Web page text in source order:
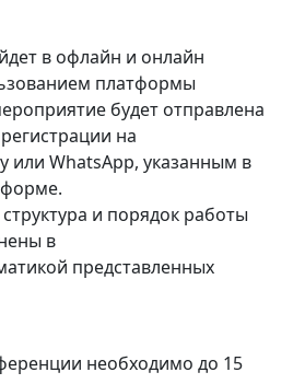
в офлайн и онлайн
платформы
будет отправлена
на
или WhatsApp, указанным в
и порядок работы
в
представленных
необходимо до 15